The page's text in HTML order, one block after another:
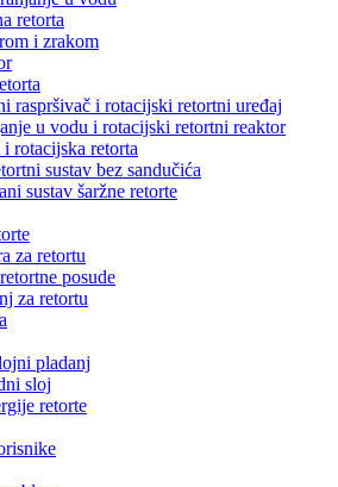
retorta
i zrakom
raspršivač i rotacijski retortni uređaj
u vodu i rotacijski retortni reaktor
i rotacijska retorta
sustav bez sandučića
sustav šaržne retorte
za retortu
posude
za retortu
pladanj
sloj
retorte